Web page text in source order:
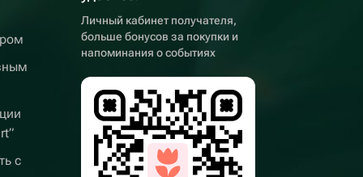
с
Личный кабинет получателя,
больше бонусов за покупки и
напоминания о событиях